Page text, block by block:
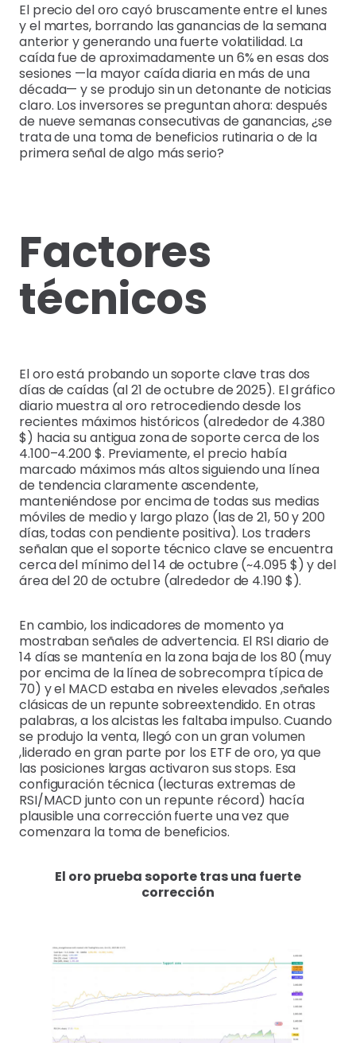
El precio del oro cayó bruscamente entre el lunes
y el martes, borrando las ganancias de la semana
anterior y generando una fuerte volatilidad. La
caída fue de aproximadamente un 6% en esas dos
sesiones —la mayor caída diaria en más de una
década— y se produjo sin un detonante de noticias
claro. Los inversores se preguntan ahora: después
de nueve semanas consecutivas de ganancias, ¿se
trata de una toma de beneficios rutinaria o de la
primera señal de algo más serio?
Factores
técnicos
El oro está probando un soporte clave tras dos
días de caídas (al 21 de octubre de 2025). El gráfico
diario muestra al oro retrocediendo desde los
recientes máximos históricos (alrededor de 4.380
$) hacia su antigua zona de soporte cerca de los
4.100–4.200 $. Previamente, el precio había
marcado máximos más altos siguiendo una línea
de tendencia claramente ascendente,
manteniéndose por encima de todas sus medias
móviles de medio y largo plazo (las de 21, 50 y 200
días, todas con pendiente positiva). Los traders
señalan que el soporte técnico clave se encuentra
cerca del mínimo del 14 de octubre (~4.095 $) y del
área del 20 de octubre (alrededor de 4.190 $).
En cambio, los indicadores de momento ya
mostraban señales de advertencia. El RSI diario de
14 días se mantenía en la zona baja de los 80 (muy
por encima de la línea de sobrecompra típica de
70) y el MACD estaba en niveles elevados ,señales
clásicas de un repunte sobreextendido. En otras
palabras, a los alcistas les faltaba impulso. Cuando
se produjo la venta, llegó con un gran volumen
,liderado en gran parte por los ETF de oro, ya que
las posiciones largas activaron sus stops. Esa
configuración técnica (lecturas extremas de
RSI/MACD junto con un repunte récord) hacía
plausible una corrección fuerte una vez que
comenzara la toma de beneficios.
El oro prueba soporte tras una fuerte
corrección